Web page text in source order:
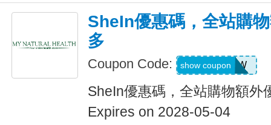
SheIn優惠碼，全站購
多
Coupon Code: US04184W
show coupon
SheIn優惠碼，全站購物額外
Expires on 2028-05-04